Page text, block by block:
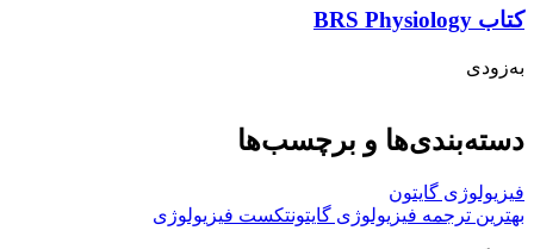
کتاب BRS Physiology
به‌زودی
دسته‌بندی‌ها و برچسب‌ها
فیزیولوژی گایتون
بهترین ترجمه فیزیولوژی گایتونتکست فیزیولوژی